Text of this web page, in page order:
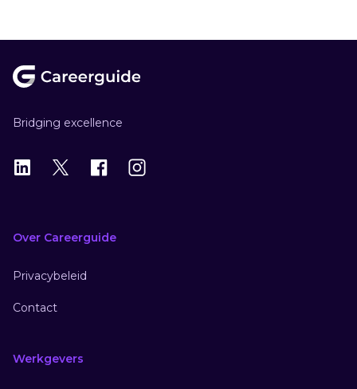
Bridging excellence
LinkedIn
X Instagram
Over Careerguide
Privacybeleid
Contact
Werkgevers